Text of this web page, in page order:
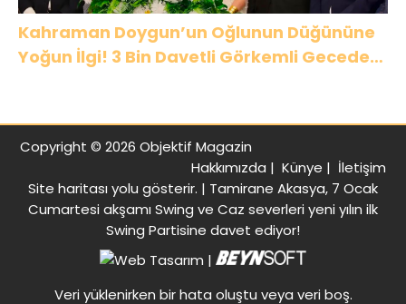
Kahraman Doygun’un Oğlunun Düğününe
Yoğun İlgi! 3 Bin Davetli Görkemli Gecede
Copyright © 2026 Objektif Magazin
Hakkımızda | Künye | İletişim
Site haritası yolu gösterir. | Tamirane Akasya, 7 Ocak
Cumartesi akşamı Swing ve Caz severleri yeni yılın ilk
Swing Partisine davet ediyor!
|
Veri yüklenirken bir hata oluştu veya veri boş.